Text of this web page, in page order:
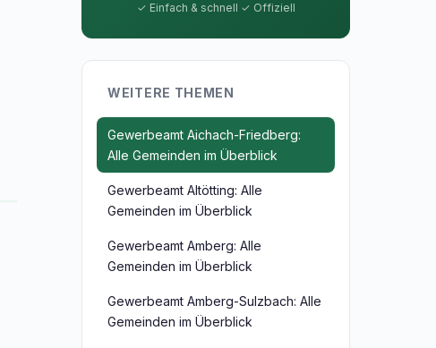
✓ Einfach & schnell ✓ Offiziell
WEITERE THEMEN
Gewerbeamt Aichach-Friedberg:
Alle Gemeinden im Überblick
Gewerbeamt Altötting: Alle
Gemeinden im Überblick
Gewerbeamt Amberg: Alle
Gemeinden im Überblick
Gewerbeamt Amberg-Sulzbach: Alle
Gemeinden im Überblick